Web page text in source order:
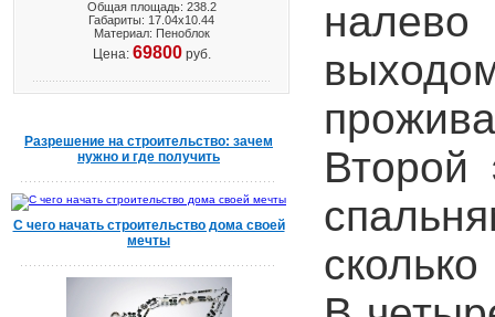
Общая площадь: 238.2
Габариты: 17.04х10.44
Материал: Пеноблок
Цена: 69800руб.
Разрешение на строительство: зачем
нужно и где получить
С чего начать строительство дома своей
мечты
Второй